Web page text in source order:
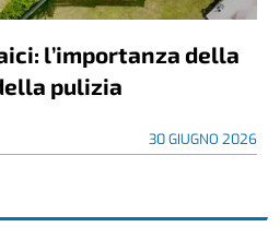
l’importanza della
pulizia
30 GIUGNO 2026